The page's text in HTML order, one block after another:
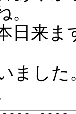
。
日来
ました